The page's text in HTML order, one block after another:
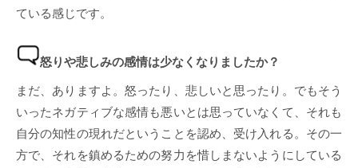
ている感じです。
怒りや悲しみの感情は少なくなりましたか？
まだ、ありますよ。怒ったり、悲しいと思ったり。でもそう
いったネガティブな感情も悪いとは思っていなくて、それも
自分の知性の現れだということを認め、受け入れる。その一
方で、それを鎮めるための努力を惜しまないようにしている